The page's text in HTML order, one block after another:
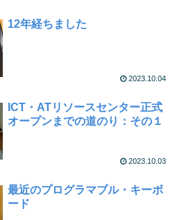
12年経ちました
2023.10.04
ICT・ATリソースセンター正式
オープンまでの道のり：その１
2023.10.03
最近のプログラマブル・キーボ
ード